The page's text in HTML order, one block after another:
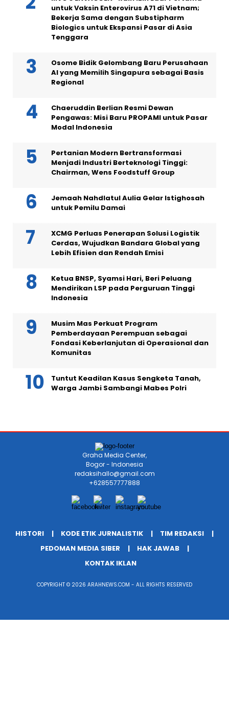
untuk Vaksin Enterovirus A71 di Vietnam;
Bekerja Sama dengan Substipharm
Biologics untuk Ekspansi Pasar di Asia
Tenggara
Osome Bidik Gelombang Baru Perusahaan
AI yang Memilih Singapura sebagai Basis
Regional
Chaeruddin Berlian Resmi Dewan
Pengawas: Misi Baru PROPAMI untuk Pasar
Modal Indonesia
Pertanian Modern Bertransformasi
Menjadi Industri Berteknologi Tinggi:
Chairman, Wens Foodstuff Group
Jemaah Nahdlatul Aulia Gelar Istighosah
untuk Pemilu Damai
XCMG Perluas Penerapan Solusi Logistik
Cerdas, Wujudkan Bandara Global yang
Lebih Efisien dan Rendah Emisi
Ketua BNSP, Syamsi Hari, Beri Peluang
Mendirikan LSP pada Perguruan Tinggi
Indonesia
Musim Mas Perkuat Program
Pemberdayaan Perempuan sebagai
Fondasi Keberlanjutan di Operasional dan
Komunitas
Tuntut Keadilan Kasus Sengketa Tanah,
Warga Jambi Sambangi Mabes Polri
Graha Media Center,
Bogor - Indonesia
redaksihallo@gmail.com
+628557777888
HISTORI KODE ETIK JURNALISTIK
TIM REDAKSI
PEDOMAN MEDIA SIBER
HAK JAWAB
KONTAK IKLAN
COPYRIGHT © 2026 ARAHNEWS.COM - ALL RIGHTS RESERVED